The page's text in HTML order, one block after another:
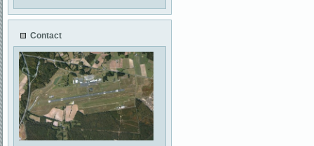
Contact